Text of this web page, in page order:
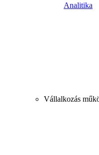
Analitika
Vállalkozás